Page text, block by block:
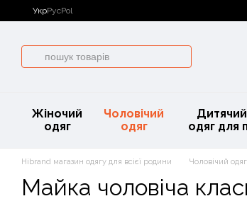
Перейти до основного контенту
УкрРусPol
Жіночий
одяг
Чоловічий
одяг
Дитячий
одяг для
Hibrand магазин одягу для всієї родини Чоловічий одяг
Майка чоловіча